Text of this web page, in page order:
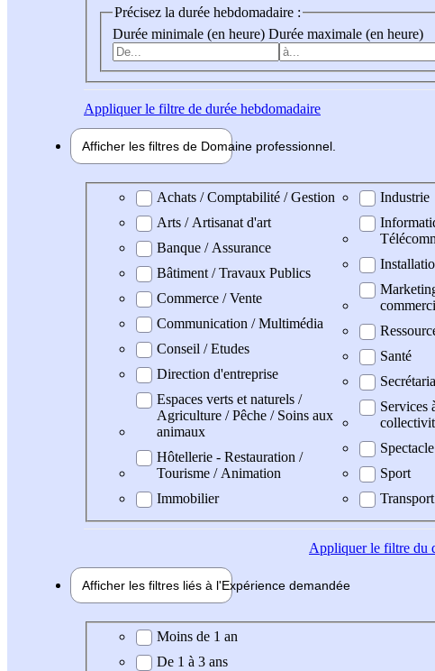
Précisez la durée hebdomadaire :
Durée minimale (en heure) Durée maximale (en heure)
Appliquerle filtre de durée hebdomadaire
Afficher les filtres de Domaine professionnel
Domaine professionel
Achats / Comptabilité / Gestion
Arts / Artisanat d'art
Banque / Assurance
Bâtiment / Travaux Publics
Commerce / Vente
Communication / Multimédia
Conseil / Etudes
Direction d'entreprise
Espaces verts et naturels /
Agriculture / Pêche / Soins aux
animaux
Hôtellerie - Restauration /
Tourisme / Animation
Immobilier
Industrie
Santé
Services
Spectacle
Sport
Appliquerle filtre du
Afficher les filtres liés à l'Expérience demandée
Expérience demandée
Moins de 1 an
De 1 à 3 ans